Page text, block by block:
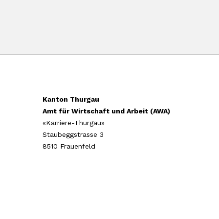
Kanton Thurgau
Amt für Wirtschaft und Arbeit (AWA)
«Karriere-Thurgau»
Staubeggstrasse 3
8510 Frauenfeld